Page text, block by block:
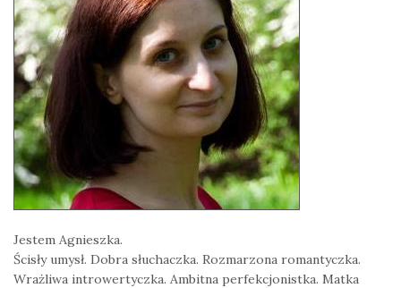
Jestem Agnieszka.
Ścisły umysł. Dobra słuchaczka. Rozmarzona romantyczka.
Wrażliwa introwertyczka. Ambitna perfekcjonistka. Matka